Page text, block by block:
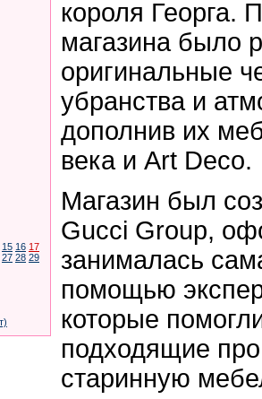
15 16 17
27 28 29
короля Георга.
магазина было
оригинальные
убранства и
дополнив их
века и Art Deco.
Магазин был
Gucci Group,
занималась
помощью
которые
подходящие
старинную